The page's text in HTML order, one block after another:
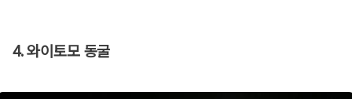
4. 와이토모 동굴